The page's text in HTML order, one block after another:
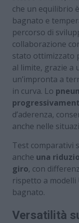
che un equilibrio
bagnato e
percorso di
collaborazione
stato ottimizzato
al limite, grazie a
un’impronta a
in curva. Lo
d’aderenza,
anche nelle
Test comparativi
anche una
giro, con
rispetto a modelli
bagnato.
Versatilità